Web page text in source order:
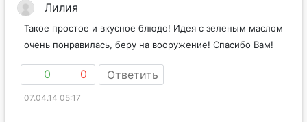
Лилия
Такое простое и вкусное блюдо! Идея с зеленым маслом
очень понравилась, беру на вооружение! Спасибо Вам!
0 0 Ответить
07.04.14 05:17